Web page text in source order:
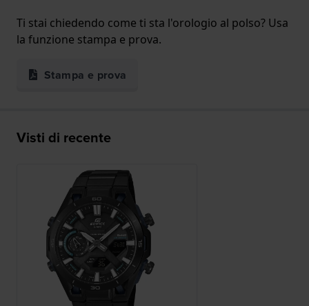
Ti stai chiedendo come ti sta l'orologio al polso? Usa
la funzione stampa e prova.
Stampa e prova
Visti di recente